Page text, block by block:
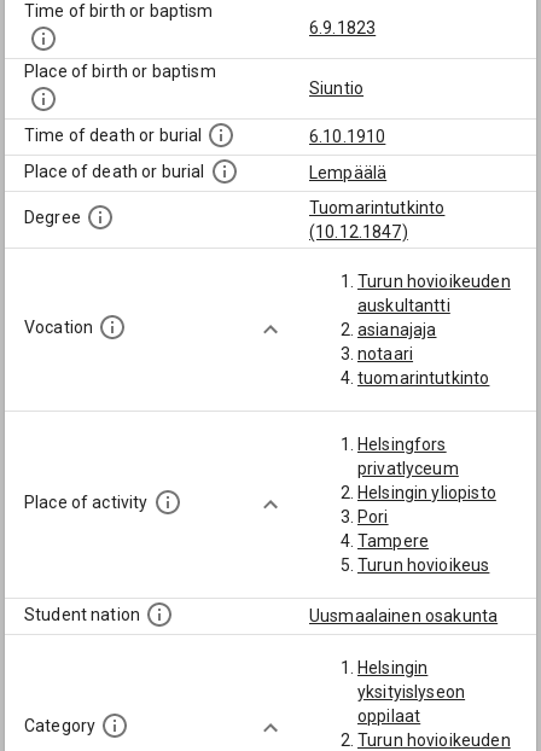
Time of birth or baptism
6.9.1823
Place of birth or baptism
Siuntio
Time of death or burial
6.10.1910
Place of death or burial
Lempäälä
Degree
Tuomarintutkinto
(10.12.1847)
Vocation
Turun hovioikeuden
auskultantti
asianajaja
notaari
tuomarintutkinto
Place of activity
Helsingfors
privatlyceum
Helsingin yliopisto
Pori
Tampere
Turun hovioikeus
Student nation Uusmaalainen osakunta
Category
Helsingin
yksityislyseon
oppilaat
Turun hovioikeuden